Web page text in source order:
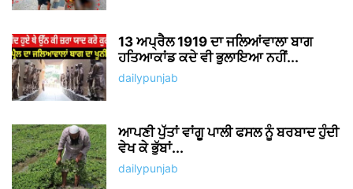
13 ਅਪ੍ਰੈਲ 1919 ਦਾ ਜਲਿਆਂਵਾਲਾ ਬਾਗ
ਹਤਿਆਕਾਂਡ ਕਦੇ ਵੀ ਭੁਲਾਇਆ ਨਹੀਂ...
dailypunjab
ਆਪਣੀ ਪੁੱਤਾਂ ਵਾਂਗੂ ਪਾਲੀ ਫਸਲ ਨੂੰ ਬਰਬਾਦ ਹੁੰਦੀ
ਵੇਖ ਕੇ ਭੁੱਬਾਂ...
dailypunjab